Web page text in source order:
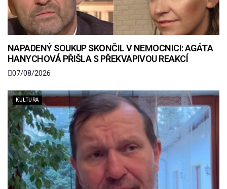
NAPADENÝ SOUKUP SKONČIL V NEMOCNICI: AGÁTA
HANYCHOVÁ PŘIŠLA S PŘEKVAPIVOU REAKCÍ
07/08/2026
KULTURA